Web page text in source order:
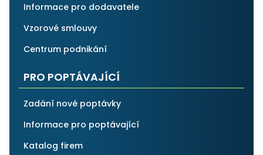
Informace pro dodavatele
Vzorové smlouvy
Centrum podnikání
PRO POPTÁVAJÍCÍ
Zadání nové poptávky
Informace pro poptávající
Katalog firem